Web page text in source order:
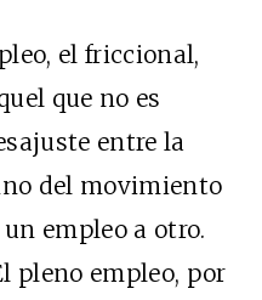
el friccional,
que no es
entre la
del movimiento
empleo a otro.
pleno empleo, por